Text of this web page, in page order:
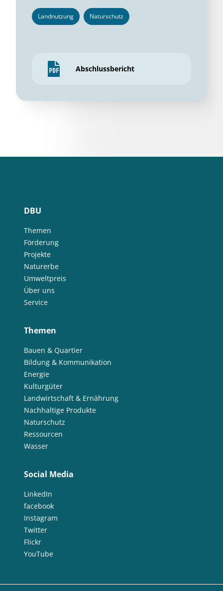
Landnutzung Naturschutz
Abschlussbericht
DBU
Themen
Förderung
Projekte
Naturerbe
Umweltpreis
Über uns
Service
Themen
Bauen & Quartier
Bildung & Kommunikation
Energie
Kulturgüter
Landwirtschaft & Ernährung
Nachhaltige Produkte
Naturschutz
Ressourcen
Wasser
Social Media
LinkedIn
facebook
Instagram
Twitter
Flickr
YouTube